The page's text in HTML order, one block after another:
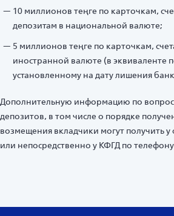
10 миллионов теңге по карточкам,
депозитам в национальной валюте;
5 миллионов теңге по карточкам,
иностранной валюте (в эквиваленте
установленному на дату лишения
Дополнительную информацию по
депозитов, в том числе о порядке
возмещения вкладчики могут получить у
или непосредственно у КФГД по